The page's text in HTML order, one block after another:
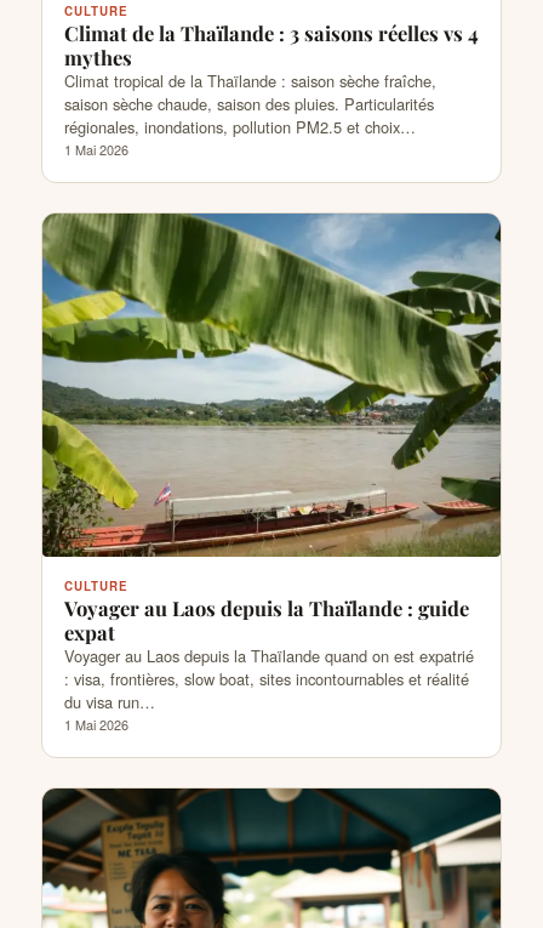
CULTURE
Climat de la Thaïlande : 3 saisons réelles vs 4
mythes
Climat tropical de la Thaïlande : saison sèche fraîche,
saison sèche chaude, saison des pluies. Particularités
régionales, inondations, pollution PM2.5 et choix…
1 Mai 2026
CULTURE
Voyager au Laos depuis la Thaïlande : guide
expat
Voyager au Laos depuis la Thaïlande quand on est expatrié
: visa, frontières, slow boat, sites incontournables et réalité
du visa run…
1 Mai 2026